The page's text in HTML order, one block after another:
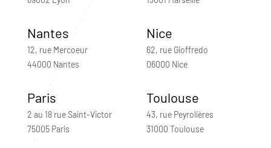
Nantes
12, rue Mercoeur
44000 Nantes
Nice
62, rue Gioffredo
06000 Nice
Paris
2 au 18 rue Saint-Victor
75005 Paris
Toulouse
43, rue Peyrolières
31000 Toulouse